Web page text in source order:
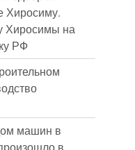
Хиросиму.
Хиросимы на
РФ
машин в